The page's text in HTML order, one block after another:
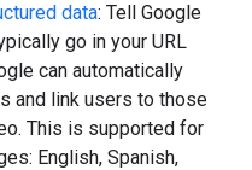
data: Tell Google
go in your URL
can automatically
and link users to those
This is supported for
English, Spanish,